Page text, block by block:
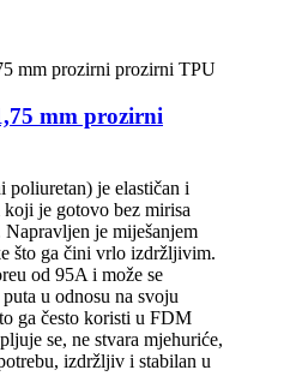
mm prozirni
poliuretan) je elastičan i
je gotovo bez mirisa
je miješanjem
što ga čini vrlo izdržljivim.
od 95A i može se
u odnosu na svoju
ga često koristi u FDM
se, ne stvara mjehuriće,
izdržljiv i stabilan u